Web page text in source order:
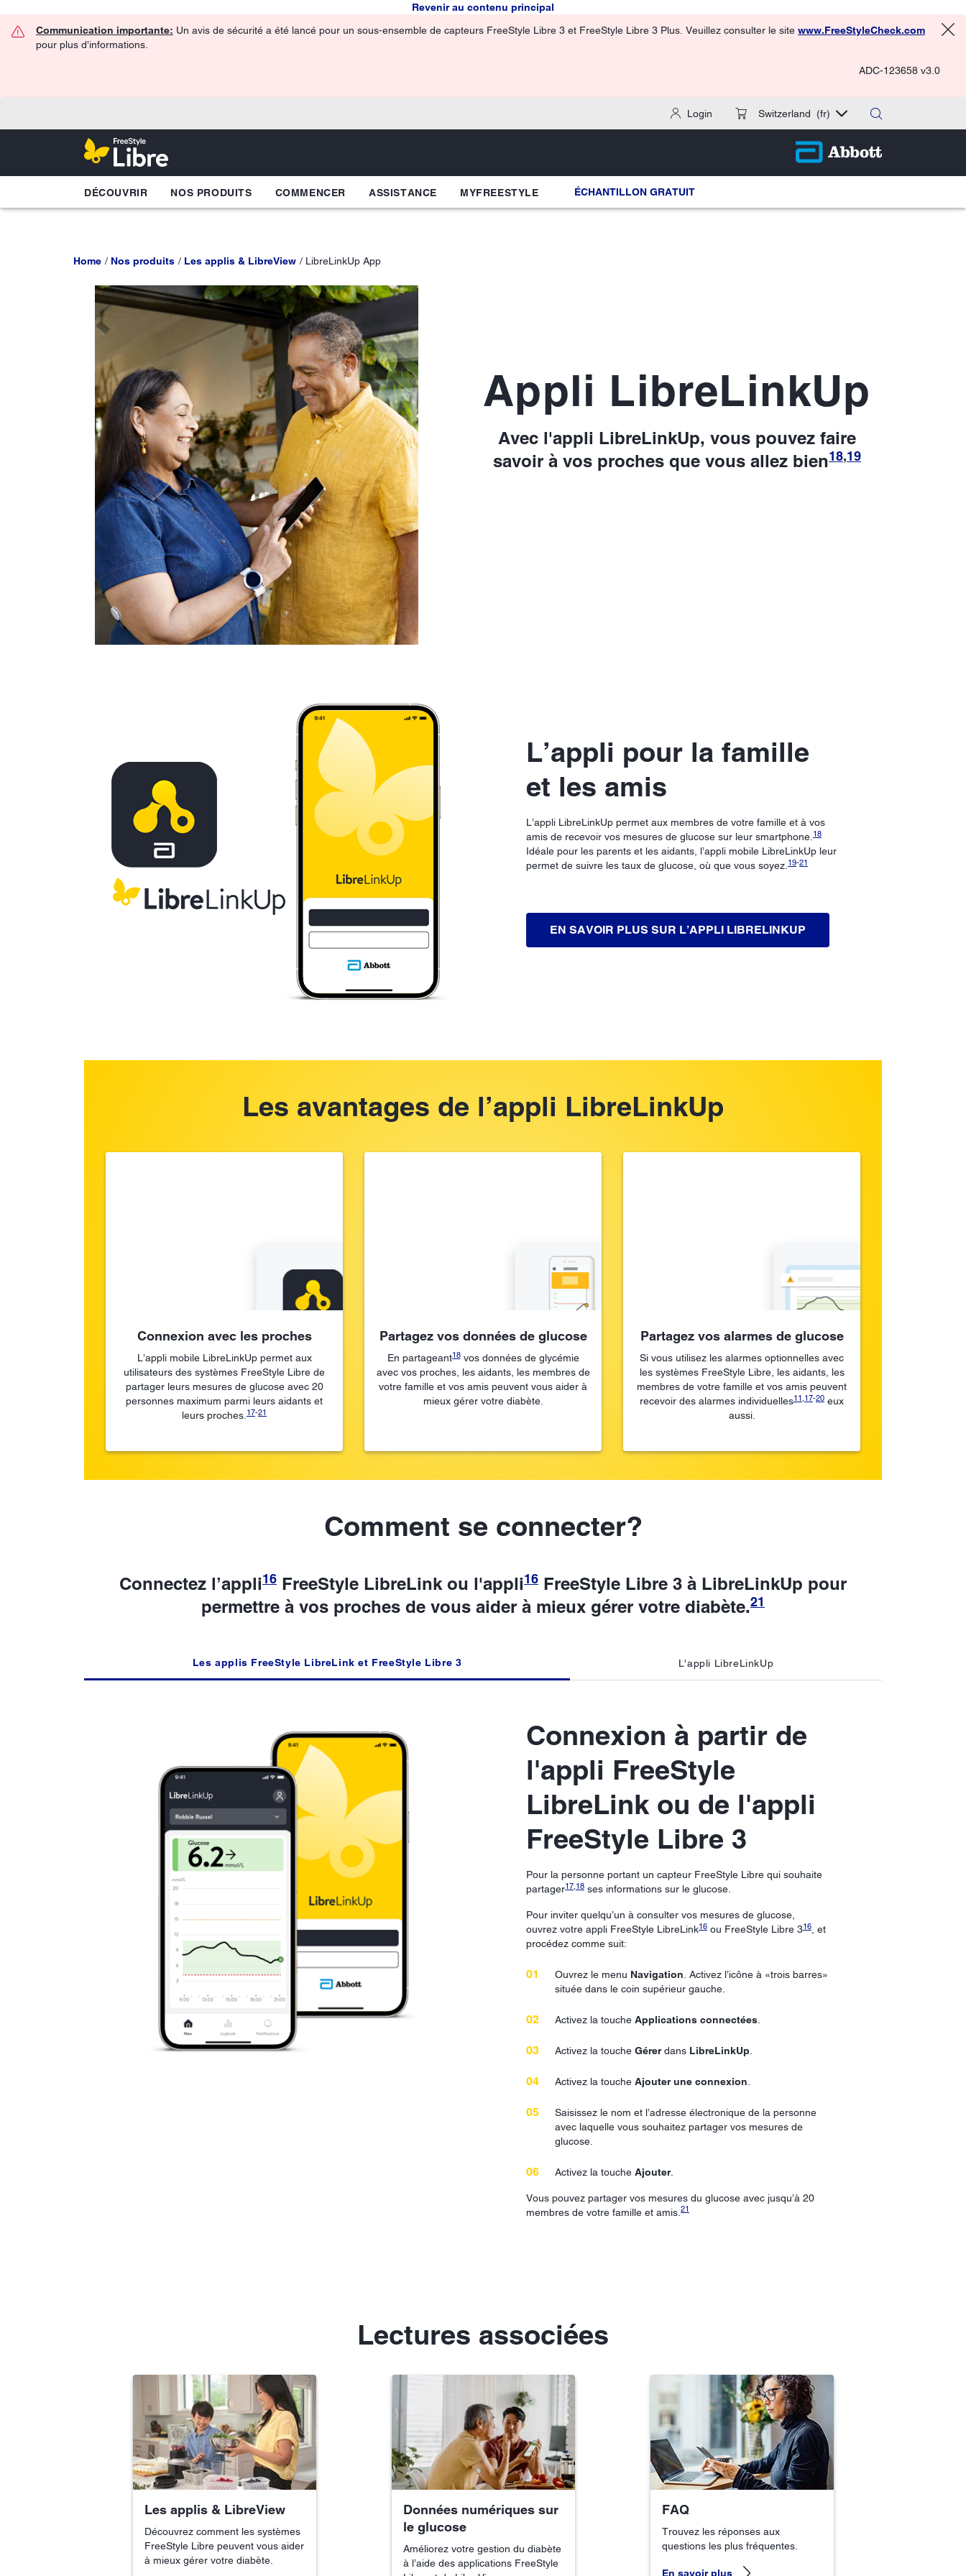
Revenir au contenu principal
Communication importante: Un avis de sécurité a été lancé pour un sous-ensemble de capteurs FreeStyle Libre 3 et FreeStyle Libre 3 Plus. Veuillez consulter le site www.FreeStyleCheck.com
pour plus d’informations.
ADC-123658 v3.0
Login Switzerland (fr)
DÉCOUVRIR NOS PRODUITS COMMENCER ASSISTANCE MYFREESTYLE ÉCHANTILLON GRATUIT
Home Nos produits Les applis & LibreView LibreLinkUp App
Appli LibreLinkUp
Avec l'appli LibreLinkUp, vous pouvez faire
savoir à vos proches que vous allez bien18,19
L’appli pour la famille
et les amis
L’appli LibreLinkUp permet aux membres de votre famille et à vos
amis de recevoir vos mesures de glucose sur leur smartphone. 18
Idéale pour les parents et les aidants, l’appli mobile LibreLinkUp leur
permet de suivre les taux de glucose, où que vous soyez. 19-21
EN SAVOIR PLUS SUR L’APPLI LIBRELINKUP
Les avantages de l’appli LibreLinkUp
Connexion avec les proches
L’appli mobile LibreLinkUp permet aux
utilisateurs des systèmes FreeStyle Libre de
partager leurs mesures de glucose avec 20
personnes maximum parmi leurs aidants et
leurs proches. 17-21
Partagez vos données de glucose
En partageant18vos données de glycémie
avec vos proches, les aidants, les membres de
votre famille et vos amis peuvent vous aider à
mieux gérer votre diabète.
Partagez vos alarmes de glucose
Si vous utilisez les alarmes optionnelles avec
les systèmes FreeStyle Libre, les aidants, les
membres de votre famille et vos amis peuvent
recevoir des alarmes individuelles11 17-20 eux
aussi.
Comment se connecter?
Connectez l’appli16 FreeStyle LibreLink ou l'appli16 FreeStyle Libre 3 à LibreLinkUp pour
permettre à vos proches de vous aider à mieux gérer votre diabète.21
Les applis FreeStyle LibreLink et FreeStyle Libre 3 L'appli LibreLinkUp
Connexion à partir de
l'appli FreeStyle
LibreLink ou de l'appli
FreeStyle Libre 3
Pour la personne portant un capteur FreeStyle Libre qui souhaite
partager17 18 ses informations sur le glucose.
Pour inviter quelqu’un à consulter vos mesures de glucose,
ouvrez votre appli FreeStyle LibreLink16 ou FreeStyle Libre 316 , et
procédez comme suit:
Ouvrez le menu Navigation . Activez l’icône à «trois barres»
située dans le coin supérieur gauche.
Activez la touche Applications connectées
Activez la touche Gérerdans LibreLinkUp
Activez la touche Ajouter une connexion
Saisissez le nom et l’adresse électronique de la personne
avec laquelle vous souhaitez partager vos mesures de
glucose.
Activez la touche Ajouter.
Vous pouvez partager vos mesures du glucose avec jusqu’à 20
membres de votre famille et amis. 21
Lectures associées
Les applis & LibreView
Découvrez comment les systèmes
FreeStyle Libre peuvent vous aider
à mieux gérer votre diabète.
Données numériques sur
le glucose
Améliorez votre gestion du diabète
à l’aide des applications FreeStyle
FAQ
Trouvez les réponses aux
questions les plus fréquentes.
En savoir plus